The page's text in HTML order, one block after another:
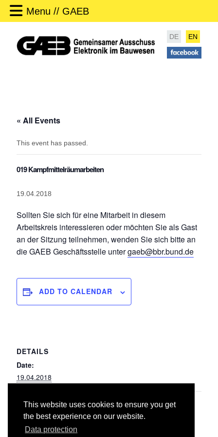
This website uses cookies to ensure you get
the best experience on our website.
Data protection
Menu // GAEB
DE EN
« All Events
This event has passed.
019 Kampfmittelräumarbeiten
19.04.2018
Sollten Sie sich für eine Mitarbeit in diesem
Arbeitskreis interessieren oder möchten Sie als Gast
an der Sitzung teilnehmen, wenden Sie sich bitte an
die GAEB Geschäftsstelle untergaeb@bbr.bund.de
ADD TO CALENDAR
DETAILS
Date:
19.04.2018
036
Bodenbelagarbeiten
041u042 Wärmeversorgungs-, Gas- und
Wasseranlagen – Leitungen, Armaturen,
Heizflächen